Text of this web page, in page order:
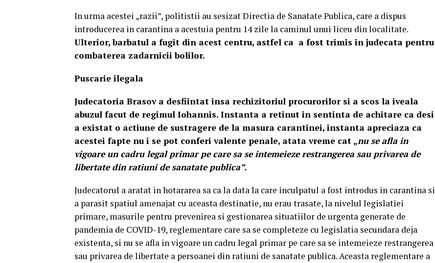
In urma acestei „razii”, politistii au sesizat Directia de Sanatate Publica, care a dispus
introducerea in carantina a acestuia pentru 14 zile la caminul unui liceu din localitate.
Ulterior, barbatul a fugit din acest centru, astfel ca a fost trimis in judecata pentru
combaterea zadarnicii bolilor.
Puscarie ilegala
Judecatoria Brasov a desfiintat insa rechizitoriul procurorilor si a scos la iveala
abuzul facut de regimul Iohannis. Instanta a retinut in sentinta de achitare ca desi
a existat o actiune de sustragere de la masura carantinei, instanta apreciaza ca
acestei fapte nu i se pot conferi valente penale, atata vreme cat „nu se afla in
vigoare un cadru legal primar pe care sa se intemeieze restrangerea sau privarea de
libertate din ratiuni de sanatate publica”.
Judecatorul a aratat in hotararea sa ca la data la care inculpatul a fost introdus in carantina si
a parasit spatiul amenajat cu aceasta destinatie, nu erau trasate, la nivelul legislatiei
primare, masurile pentru prevenirea si gestionarea situatiilor de urgenta generate de
pandemia de COVID-19, reglementare care sa se completeze cu legislatia secundara deja
existenta, si nu se afla in vigoare un cadru legal primar pe care sa se intemeieze restrangerea
sau privarea de libertate a persoanei din ratiuni de sanatate publica. Aceasta reglementare a